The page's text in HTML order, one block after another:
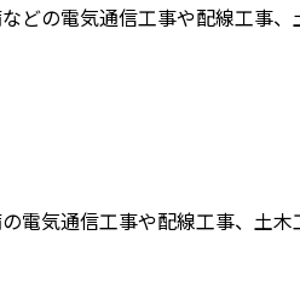
どの電気通信工事や配線工事
電気通信工事や配線工事、土